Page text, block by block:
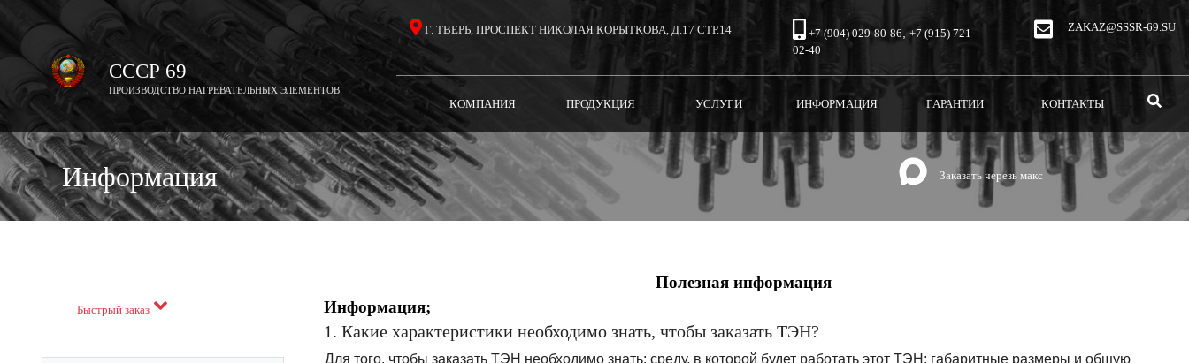
СССР 69
ПРОИЗВОДСТВО НАГРЕВАТЕЛЬНЫХ ЭЛЕМЕНТОВ
Г. ТВЕРЬ, ПРОСПЕКТ НИКОЛАЯ КОРЫТКОВА, Д.17 СТР.14 +7 (904) 029-80-86 ,+7 (915) 721-
02-40
ZAKAZ@SSSR-69.SU
КОМПАНИЯ (CURRENT)ПРОДУКЦИЯ(CURRENT)УСЛУГИ(CURRENT)ИНФОРМАЦИЯ(CURRENT)ГАРАНТИИ(CURRENT)КОНТАКТЫ
Информация Заказать черезь макс
Быстрый заказ
Полезная информация
Информация;
1. Какие характеристики необходимо знать, чтобы заказать ТЭН?
Для того, чтобы заказать ТЭН необходимо знать: среду, в которой будет работать этот ТЭН; габаритные размеры и общую